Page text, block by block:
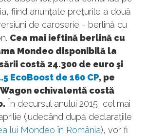
fiind anunţate preţurile a două
de caroserie - berlină cu
Cea mai ieftină berlină cu
Mondeo disponibilă la
costă 24.300 de euro şi
EcoBoost de 160 CP, pe
echivalentă costă
În decursul anului 2015, cel mai
(judecând după declaraţiile
lui Mondeo în România), vor fi